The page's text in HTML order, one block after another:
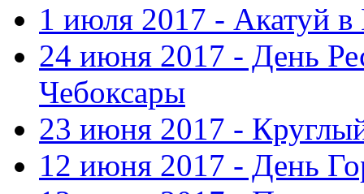
1 июля 2017 - Акатуй
24 июня 2017 - День
Чебоксары
23 июня 2017 -
12 июня 2017 - День